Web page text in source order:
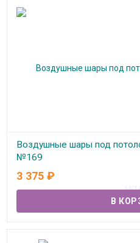
Воздушные шары под
№169
В наличии
3 375 ₽